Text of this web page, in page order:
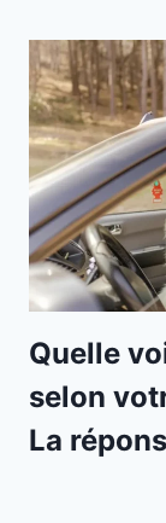
Quelle
selon
La